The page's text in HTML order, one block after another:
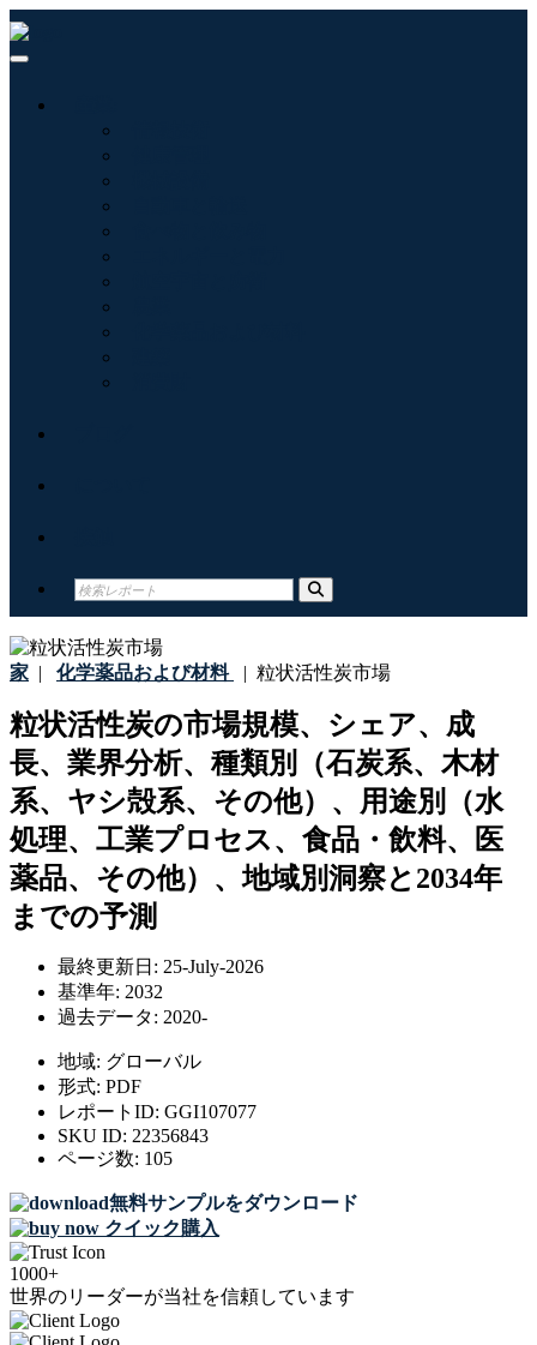
家 | 化学薬品および材料 | 粒状活性炭市場
粒状活性炭の市場規模、シェア、成
長、業界分析、種類別（石炭系、木材
系、ヤシ殻系、その他）、用途別（水
処理、工業プロセス、食品・飲料、医
薬品、その他）、地域別洞察と2034年
までの予測
最終更新日: 25-July-2026
基準年: 2032
過去データ: 2020-
地域: グローバル
形式: PDF
レポートID: GGI107077
SKU ID: 22356843
ページ数: 105
無料サンプルをダウンロード
クイック購入
1000+
世界のリーダーが当社を信頼しています